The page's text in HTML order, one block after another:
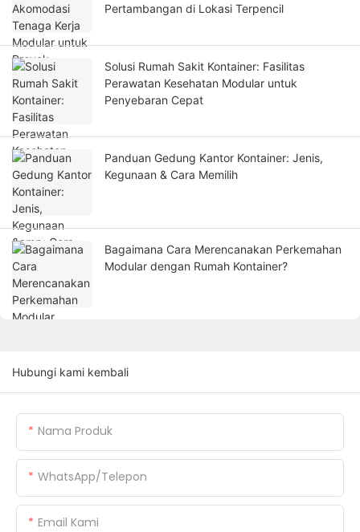
Pertambangan di Lokasi Terpencil
Solusi Rumah Sakit Kontainer: Fasilitas
Perawatan Kesehatan Modular untuk
Penyebaran Cepat
Panduan Gedung Kantor Kontainer: Jenis,
Kegunaan & Cara Memilih
Bagaimana Cara Merencanakan Perkemahan
Modular dengan Rumah Kontainer?
Hubungi kami kembali
Nama Produk
WhatsApp/Telepon
Email Kami